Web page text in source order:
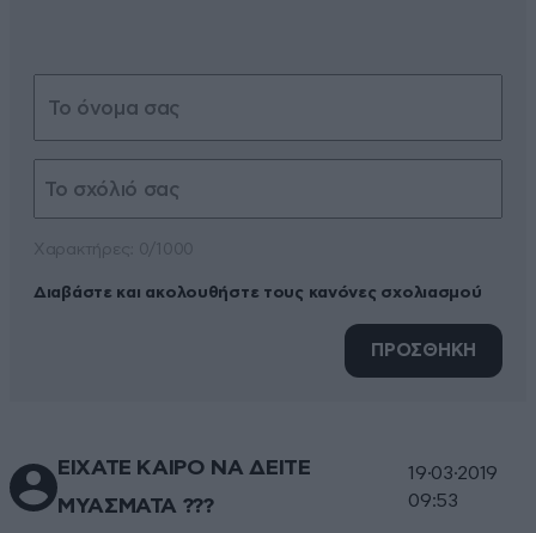
Διαβάστε και ακολουθήστε τους κανόνες σχολιασμού
ΠΡΟΣΘΗΚΗ
ΕΙΧΑΤΕ ΚΑΙΡΟ ΝΑ ΔΕΙΤΕ
ΜΥΑΣΜΑΤΑ ???
19·03·2019
09:53